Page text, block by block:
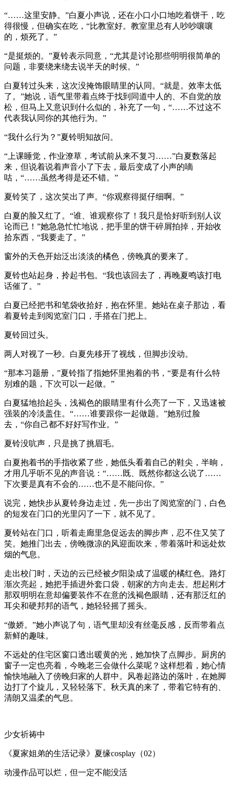
“……这里安静。”白夏小声说，还在小口小口地吃着饼干，吃
得很慢，但确实在吃，“比教室好。教室里总有人吵吵嚷嚷
的，烦死了。”
“是挺烦的。”夏铃表示同意，“尤其是讨论那些明明很简单的
问题，非要绕来绕去说半天的时候。”
白夏转过头来，这次没掩饰眼睛里的认同。“就是。效率太低
了。”她说，语气里带着点终于找到同道中人的、不自觉的放
松，但马上又意识到什么似的，补充了一句，“……不过这不
代表我认同你的其他行为。”
“我什么行为？”夏铃明知故问。
“上课睡觉，作业潦草，考试前从来不复习……”白夏数落起
来，但说着说着声音小了下去，最后变成了小声的嘀
咕，“……虽然考得是还不错。”
夏铃笑了，这次笑出了声。“你观察得挺仔细啊。”
白夏的脸又红了。“谁、谁观察你了！我只是恰好听到别人议
论而已！”她急急忙忙地说，把手里的饼干碎屑拍掉，开始收
拾东西，“我要走了。”
窗外的天色开始泛出淡淡的橘色，傍晚真的要来了。
夏铃也站起身，拎起书包。“我也该回去了，再晚夏鸣该打电
话催了。”
白夏已经把书和笔袋收拾好，抱在怀里。她站在桌子那边，看
着夏铃走到阅览室门口，手搭在门把上。
夏铃回过头。
两人对视了一秒。白夏先移开了视线，但脚步没动。
“那本习题册，”夏铃指了指她怀里抱着的书，“要是有什么特
别难的题，下次可以一起做。”
白夏猛地抬起头，浅褐色的眼睛里有什么亮了一下，又迅速被
强装的冷淡盖住。“……谁要跟你一起做题。”她别过脸
去，“你自己都不好好写作业。”
夏铃没吭声，只是挑了挑眉毛。
白夏抱着书的手指收紧了些，她低头看着自己的鞋尖，半晌，
才用几乎听不见的声音说：“……既、既然你都这么说了……
下次要是真有不会的……也不是不能问你。”
说完，她快步从夏铃身边走过，先一步出了阅览室的门，白色
的短发在门口的光里闪了一下，就不见了。
夏铃站在门口，听着走廊里急促远去的脚步声，忍不住又笑了
笑。她推门出去，傍晚微凉的风迎面吹来，带着落叶和远处炊
烟的气息。
走出校门时，天边的云已经被夕阳染成了温暖的橘红色。路灯
渐次亮起，她把手插进外套口袋，朝家的方向走去。想起刚才
那双明明在意却偏要装作不在意的浅褐色眼睛，还有那泛红的
耳尖和硬邦邦的语气，她轻轻摇了摇头。
“傲娇。”她小声说了句，语气里却没有丝毫反感，反而带着点
新鲜的趣味。
不远处的住宅区窗口透出暖黄的光，她加快了点脚步。厨房的
窗子一定也亮着，今晚老三会做什么菜呢？这样想着，她心情
愉快地融入了傍晚归家的人群中。风卷起路边的落叶，在她脚
边打了个旋儿，又轻轻落下。秋天真的来了，带着它特有的、
清朗又温柔的气息。
少女祈祷中
《夏家姐弟的生活记录》夏缘cosplay（02）
动漫作品可以烂，但一定不能没活